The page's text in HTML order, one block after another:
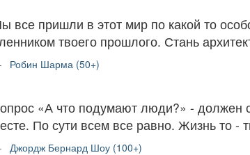
все пришли в этот мир по какой то
твоего прошлого. Стань
Робин Шарма (50+)
«А что подумают люди?» - должен
По сути всем все равно. Жизнь то -
Джордж Бернард Шоу (100+)